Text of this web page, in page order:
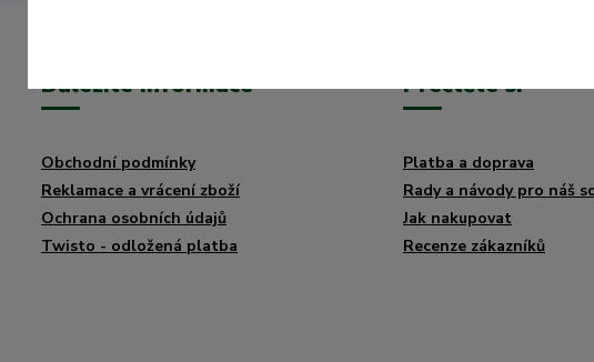
Důležité informace
Obchodní podmínky
Reklamace a vrácení zboží
Ochrana osobních údajů
Twisto - odložená platba
Přečtěte si
Platba a doprava
Rady a návody pro náš
Jak nakupovat
Recenze zákazníků